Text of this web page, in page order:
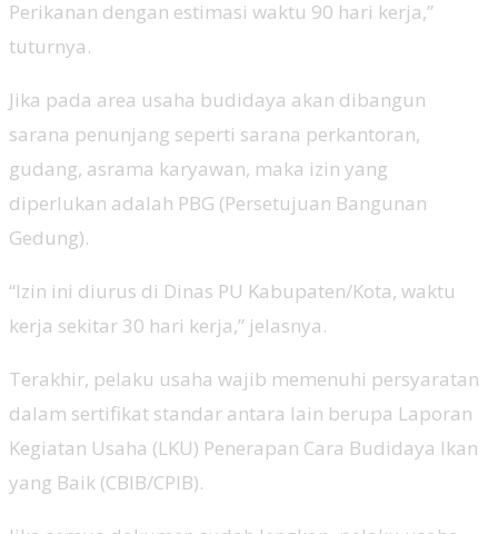
Perikanan dengan estimasi waktu 90 hari kerja,”
tuturnya.
Jika pada area usaha budidaya akan dibangun
sarana penunjang seperti sarana perkantoran,
gudang, asrama karyawan, maka izin yang
diperlukan adalah PBG (Persetujuan Bangunan
Gedung).
“Izin ini diurus di Dinas PU Kabupaten/Kota, waktu
kerja sekitar 30 hari kerja,” jelasnya.
Terakhir, pelaku usaha wajib memenuhi persyaratan
dalam sertifikat standar antara lain berupa Laporan
Kegiatan Usaha (LKU) Penerapan Cara Budidaya Ikan
yang Baik (CBIB/CPIB).